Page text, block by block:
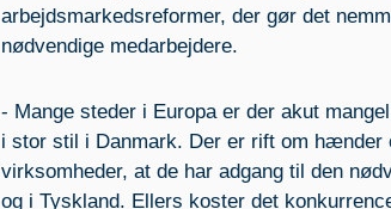
arbejdsmarkedsreformer, der gør det
nødvendige medarbejdere.
- Mange steder i Europa er der akut
i stor stil i Danmark. Der er rift om hænder
virksomheder, at de har adgang til den
og i Tyskland. Ellers koster det